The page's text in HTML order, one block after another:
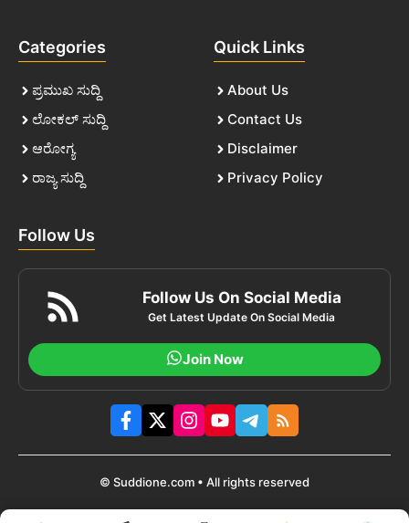
Categories
ಪ್ರಮುಖ ಸುದ್ದಿ
ಲೋಕಲ್ ಸುದ್ದಿ
ಆರೋಗ್ಯ
ರಾಜ್ಯ ಸುದ್ದಿ
Quick Links
About Us
Contact Us
Disclaimer
Privacy Policy
Follow Us
Follow Us On Social Media
Get Latest Update On Social Media
Join Now
© Suddione.com • All rights reserved